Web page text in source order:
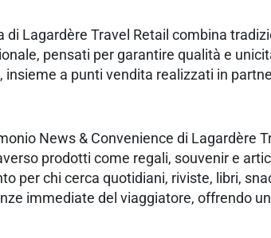
di Lagardère Travel Retail combina
pensati per garantire qualità e
, insieme a punti vendita realizzati in
News & Convenience di Lagardère
prodotti come regali, souvenir e
per chi cerca quotidiani, riviste, libri,
immediate del viaggiatore, offrendo